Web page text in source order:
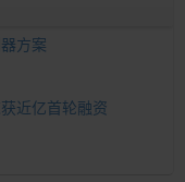
方案
近亿首轮融资